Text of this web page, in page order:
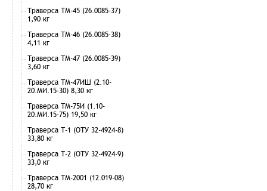
Траверса ТМ-45 (26.0085-37)
1,90 кг
Траверса ТМ-46 (26.0085-38)
4,11 кг
Траверса ТМ-47 (26.0085-39)
3,60 кг
Траверса ТМ-47ИШ (2.10-
20.МИ.15-30) 8,30 кг
Траверса ТМ-75И (1.10-
20.МИ.15-75) 19,50 кг
Траверса Т-1 (ОТУ 32-4924-8)
33,80 кг
Траверса Т-2 (ОТУ 32-4924-9)
33,0 кг
Траверса ТМ-2001 (12.019-08)
28,70 кг